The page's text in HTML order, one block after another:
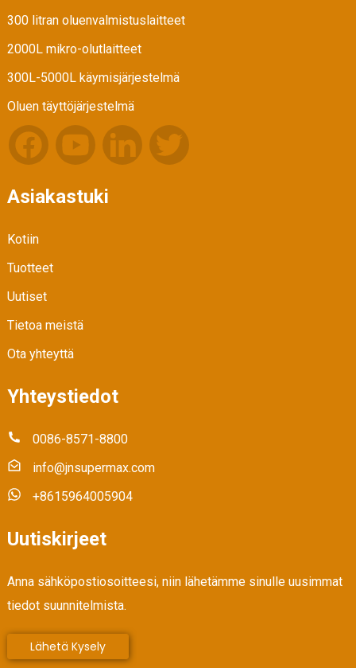
300 litran oluenvalmistuslaitteet
2000L mikro-olutlaitteet
300L-5000L käymisjärjestelmä
Oluen täyttöjärjestelmä
Asiakastuki
Kotiin
Tuotteet
Uutiset
Tietoa meistä
Ota yhteyttä
Yhteystiedot
0086-8571-8800
info@jnsupermax.com
+8615964005904
Uutiskirjeet
Anna sähköpostiosoitteesi, niin lähetämme sinulle uusimmat
tiedot suunnitelmista.
Lähetä Kysely